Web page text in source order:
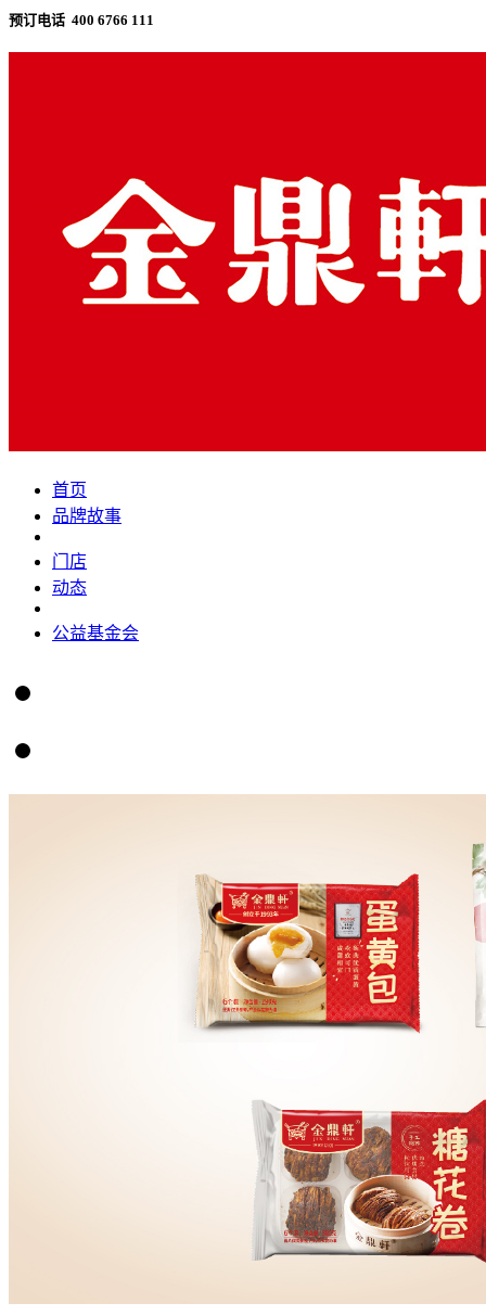
预订电话 400 6766 111
首页
品牌故事
门店
动态
公益基金会